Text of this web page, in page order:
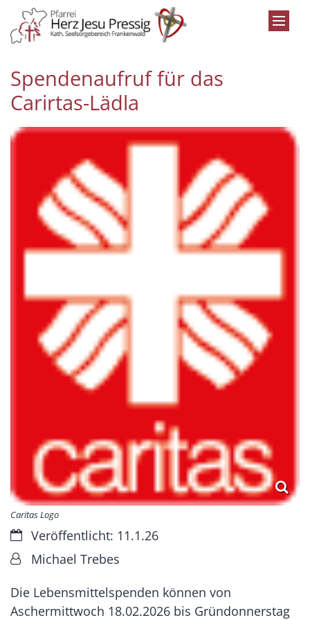
Zum Inhalt springen
Spendenaufruf für das
Carirtas-Lädla
Caritas Logo
Datum:Veröffentlicht: 11.1.26
Von:Michael Trebes
Die Lebensmittelspenden können von
Aschermittwoch 18.02.2026 bis Gründonnerstag